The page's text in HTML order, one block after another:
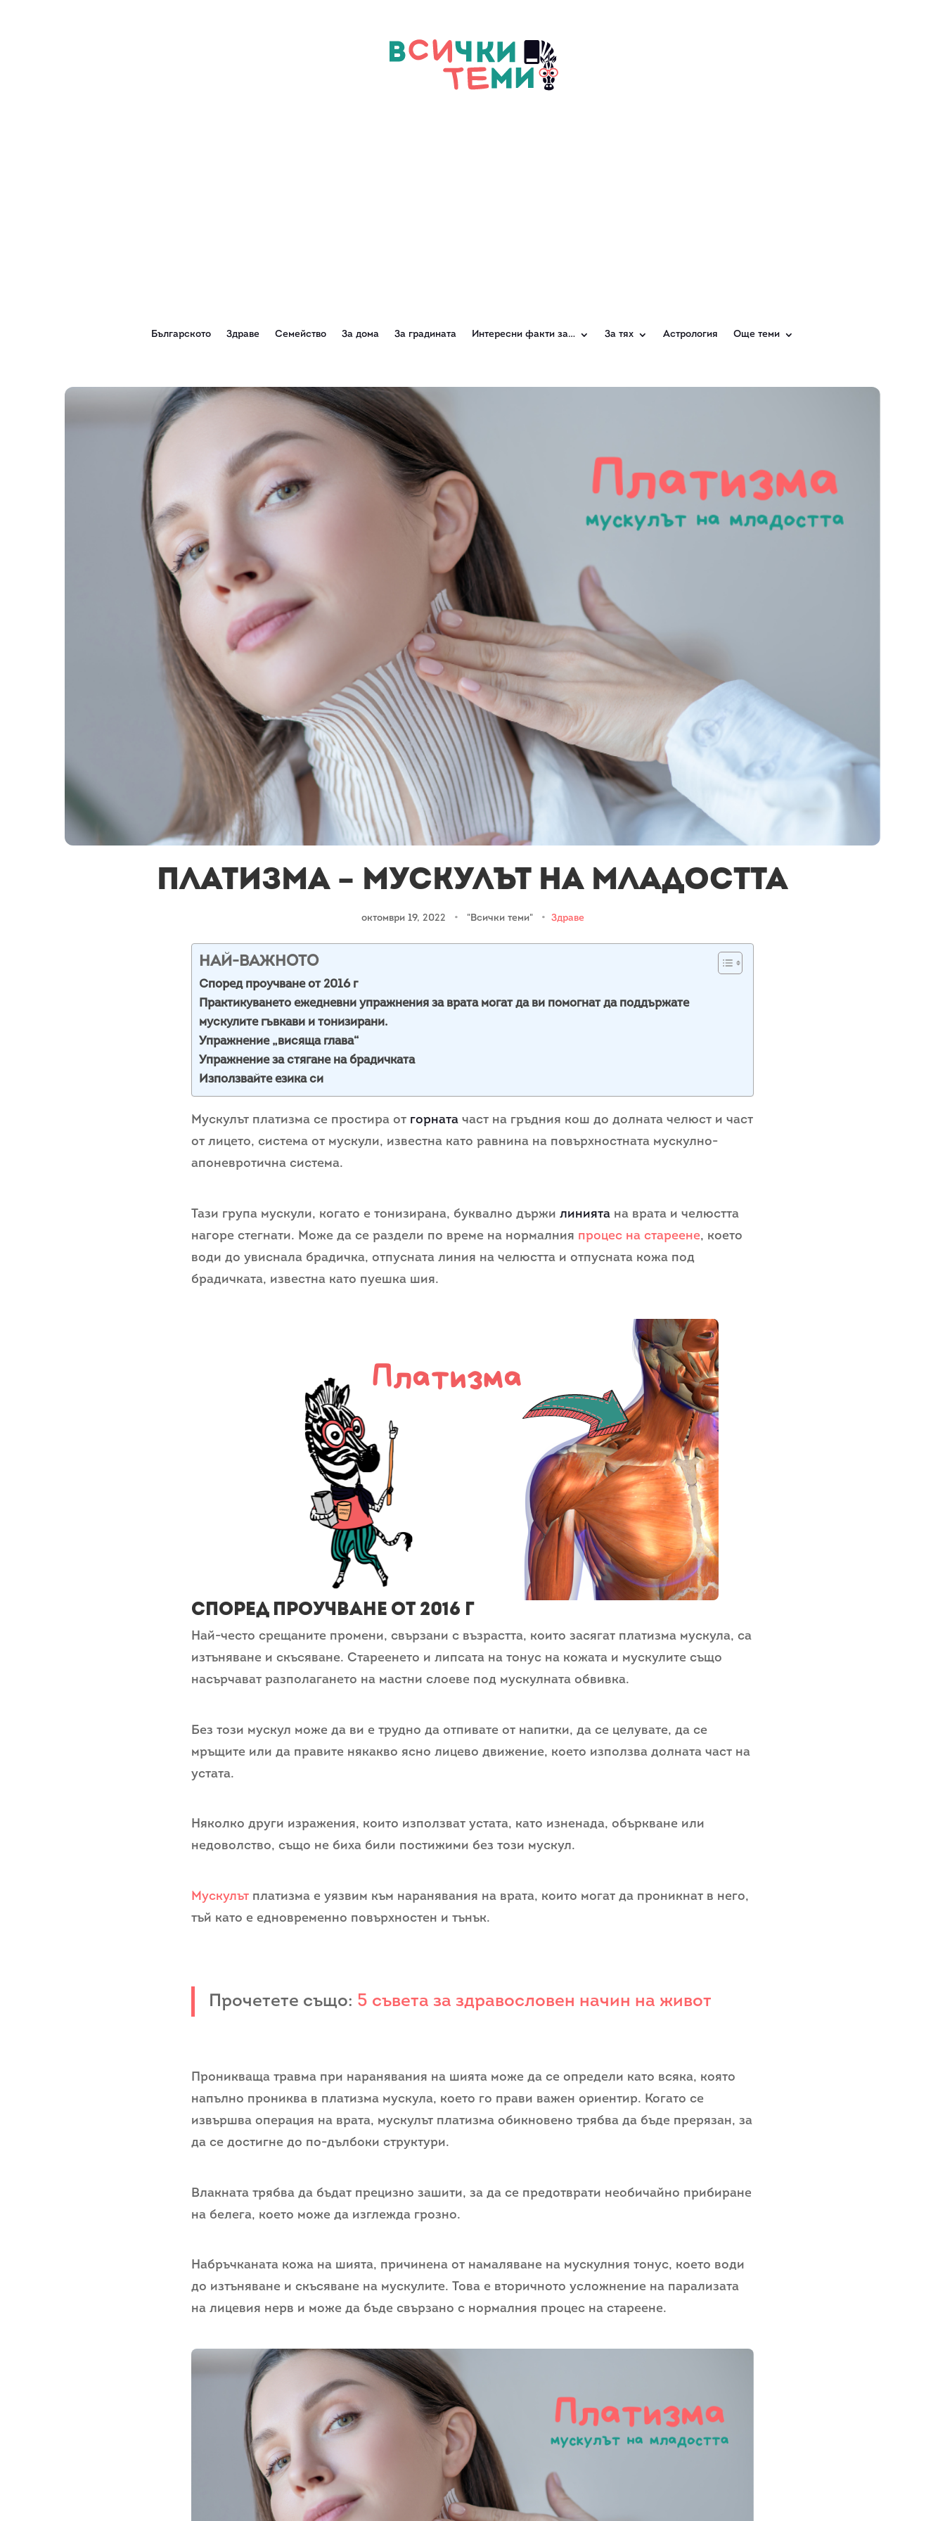
Българското Здраве Семейство За дома За градината Интересни факти за… За тях Астрология Още теми
Платизма – мускулът на младостта
октомври 19, 2022 • "Всички теми" • Здраве
НАЙ-ВАЖНОТО
Според проучване от 2016 г
Практикуването ежедневни упражнения за врата могат да ви помогнат да поддържате
мускулите гъвкави и тонизирани.
Упражнение „висяща глава“
Упражнение за стягане на брадичката
Използвайте езика си
Мускулът платизма се простира от горната част на гръдния кош до долната челюст и част
от лицето, система от мускули, известна като равнина на повърхностната мускулно-
апоневротична система.
Тази група мускули, когато е тонизирана, буквално държи линията на врата и челюстта
нагоре стегнати. Може да се раздели по време на нормалния процес на стареене, което
води до увиснала брадичка, отпусната линия на челюстта и отпусната кожа под
брадичката, известна като пуешка шия.
Според проучване от 2016 г
Най-често срещаните промени, свързани с възрастта, които засягат платизма мускула, са
изтъняване и скъсяване. Стареенето и липсата на тонус на кожата и мускулите също
насърчават разполагането на мастни слоеве под мускулната обвивка.
Без този мускул може да ви е трудно да отпивате от напитки, да се целувате, да се
мръщите или да правите някакво ясно лицево движение, което използва долната част на
устата.
Няколко други изражения, които използват устата, като изненада, объркване или
недоволство, също не биха били постижими без този мускул.
Мускулът платизма е уязвим към наранявания на врата, които могат да проникнат в него,
тъй като е едновременно повърхностен и тънък.
Прочетете също: 5 съвета за здравословен начин на живот
Проникваща травма при наранявания на шията може да се определи като всяка, която
напълно прониква в платизма мускула, което го прави важен ориентир. Когато се
извършва операция на врата, мускулът платизма обикновено трябва да бъде прерязан, за
да се достигне до по-дълбоки структури.
Влакната трябва да бъдат прецизно зашити, за да се предотврати необичайно прибиране
на белега, което може да изглежда грозно.
Набръчканата кожа на шията, причинена от намаляване на мускулния тонус, което води
до изтъняване и скъсяване на мускулите. Това е вторичното усложнение на парализата
на лицевия нерв и може да бъде свързано с нормалния процес на стареене.